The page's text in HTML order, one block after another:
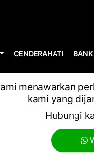
CENDERAHATI
menawarkan
kami yang
Hubungi